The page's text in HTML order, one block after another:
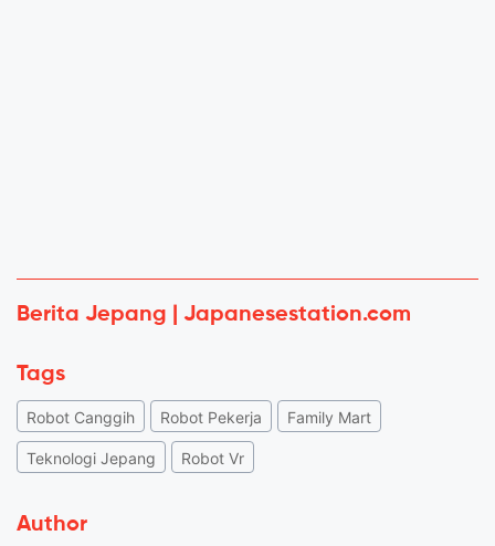
Berita Jepang | Japanesestation.com
Tags
Robot Canggih Robot Pekerja Family Mart
Teknologi Jepang Robot Vr
Author